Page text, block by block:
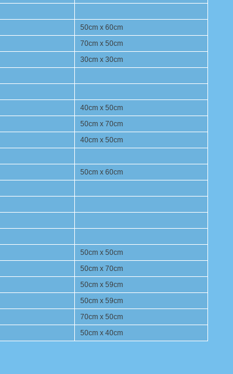
50cm x 60cm
70cm x 50cm
30cm x 30cm
40cm x 50cm
50cm x 70cm
40cm x 50cm
50cm x 60cm
50cm x 50cm
50cm x 70cm
50cm x 59cm
50cm x 59cm
70cm x 50cm
50cm x 40cm